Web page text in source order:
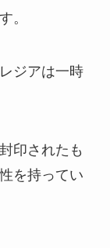
。
ジアは一時
印されたも
を持ってい